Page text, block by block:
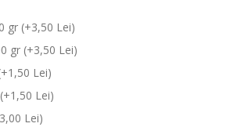
gr (+3,50 Lei)
gr (+3,50 Lei)
Lei)
Lei)
Lei)